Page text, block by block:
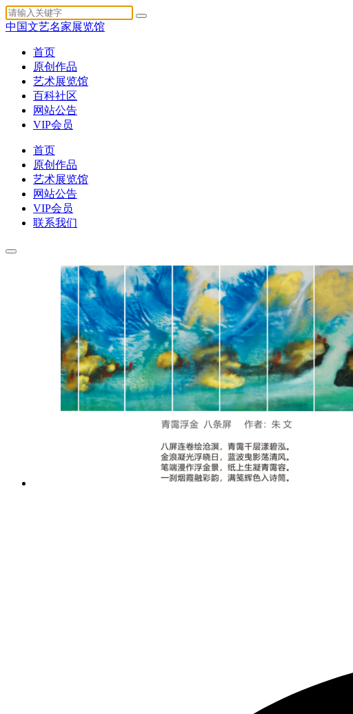
中国文艺名家展览馆
首页
原创作品
艺术展览馆
百科社区
网站公告
VIP会员
首页
原创作品
艺术展览馆
网站公告
VIP会员
联系我们